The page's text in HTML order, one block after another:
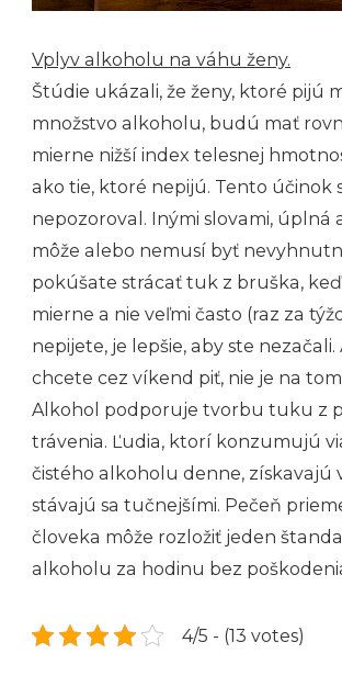
Vplyv alkoholu na váhu ženy.
Štúdie ukázali, že ženy, ktoré pijú
množstvo alkoholu, budú mať
mierne nižší index telesnej
ako tie, ktoré nepijú. Tento účinok
nepozoroval. Inými slovami, úplná
môže alebo nemusí byť
pokúšate strácať tuk z bruška,
mierne a nie veľmi často (raz za
nepijete, je lepšie, aby ste nezačali.
chcete cez víkend piť, nie je na
Alkohol podporuje tvorbu tuku z
trávenia. Ľudia, ktorí konzumujú
čistého alkoholu denne, získavajú
stávajú sa tučnejšími. Pečeň
človeka môže rozložiť jeden
alkoholu za hodinu bez
4/5 - (13 votes)